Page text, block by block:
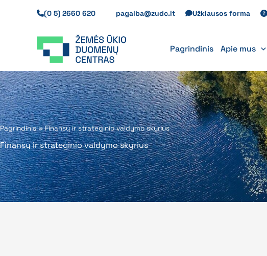
(0 5) 2660 620 pagalba@zudc.lt Užklausos forma
Pagrindinis Apie mus
Pagrindinis»Finansų ir strateginio valdymo skyrius
Finansų ir strateginio valdymo skyrius